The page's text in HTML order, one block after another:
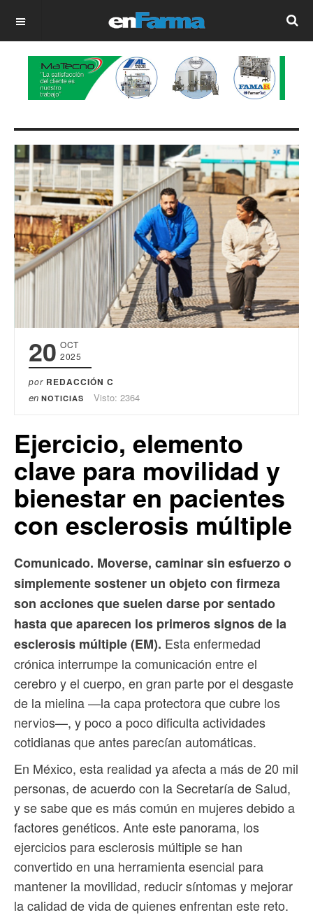
OFF CANVAS
20 OCT
2025
por REDACCIÓN C
en NOTICIAS Visto: 2364
Ejercicio, elemento
clave para movilidad y
bienestar en pacientes
con esclerosis múltiple
Comunicado. Moverse, caminar sin esfuerzo o
simplemente sostener un objeto con firmeza
son acciones que suelen darse por sentado
hasta que aparecen los primeros signos de la
esclerosis múltiple (EM). Esta enfermedad
crónica interrumpe la comunicación entre el
cerebro y el cuerpo, en gran parte por el desgaste
de la mielina —la capa protectora que cubre los
nervios—, y poco a poco dificulta actividades
cotidianas que antes parecían automáticas.
En México, esta realidad ya afecta a más de 20 mil
personas, de acuerdo con la Secretaría de Salud,
y se sabe que es más común en mujeres debido a
factores genéticos. Ante este panorama, los
ejercicios para esclerosis múltiple se han
convertido en una herramienta esencial para
mantener la movilidad, reducir síntomas y mejorar
la calidad de vida de quienes enfrentan este reto.